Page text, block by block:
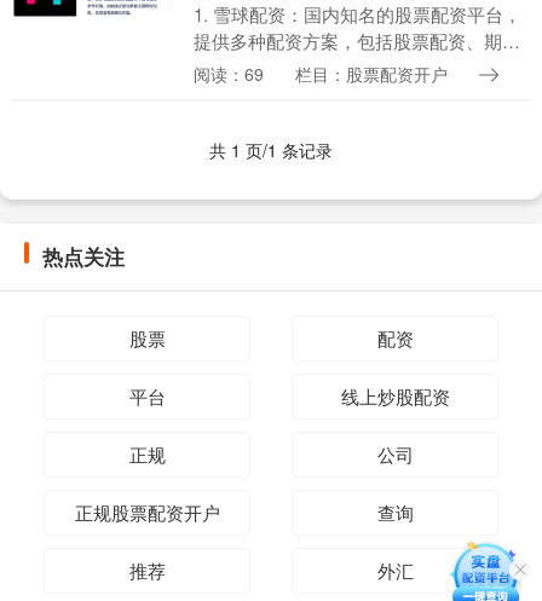
1. 雪球配资：国内知名的股票配资平台，
提供多种配资方案，包括股票配资、期货
配资等。 首先，选择正规的配资平台至关
阅读：69 栏目：股票配资开户
共 1 页/1 条记录
热点关注
股票 配资
平台 线上炒股配资
正规 公司
正规股票配资开户 查询
推荐 外汇